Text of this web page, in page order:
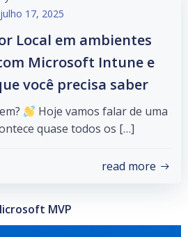
julho 17, 2025
Local em ambientes
Microsoft Intune e
você precisa saber
Hoje vamos falar de uma
quase todos os […]
read more
MVP